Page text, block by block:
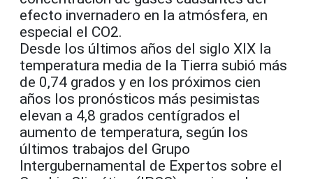
efecto invernadero en la atmósfera, en
especial el CO2.
Desde los últimos años del siglo XIX la
temperatura media de la Tierra subió más
de 0,74 grados y en los próximos cien
años los pronósticos más pesimistas
elevan a 4,8 grados centígrados el
aumento de temperatura, según los
últimos trabajos del Grupo
Intergubernamental de Expertos sobre el